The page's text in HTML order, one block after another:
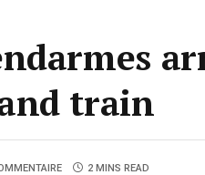
train
2 MINS READ